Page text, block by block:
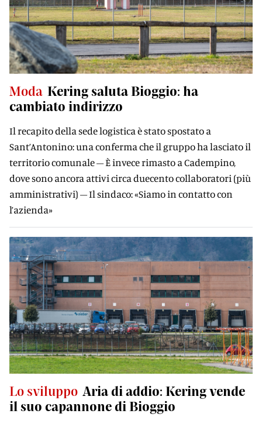
Moda Kering saluta Bioggio: ha
cambiato indirizzo
Il recapito della sede logistica è stato spostato a
Sant’Antonino: una conferma che il gruppo ha lasciato il
territorio comunale – È invece rimasto a Cadempino,
dove sono ancora attivi circa duecento collaboratori (più
amministrativi) – Il sindaco: «Siamo in contatto con
l’azienda»
Lo sviluppo Aria di addio: Kering vende
il suo capannone di Bioggio